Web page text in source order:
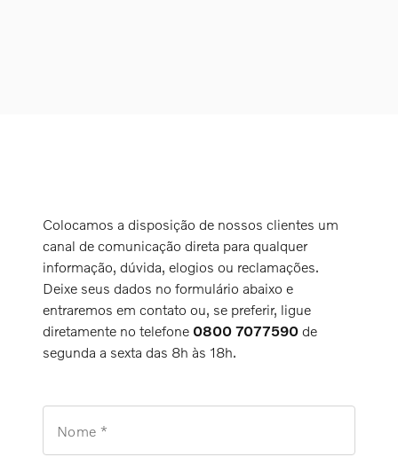
Colocamos a disposição de nossos clientes um
canal de comunicação direta para qualquer
informação, dúvida, elogios ou reclamações.
Deixe seus dados no formulário abaixo e
entraremos em contato ou, se preferir, ligue
diretamente no telefone 0800 7077590 de
segunda a sexta das 8h às 18h.
Nome *